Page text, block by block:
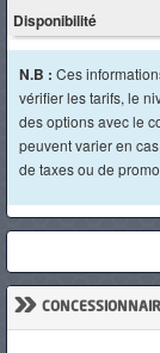
Disponibilité
N.B : Ces
vérifier les tarifs, le
des options avec le
peuvent varier en
de taxes ou de
»